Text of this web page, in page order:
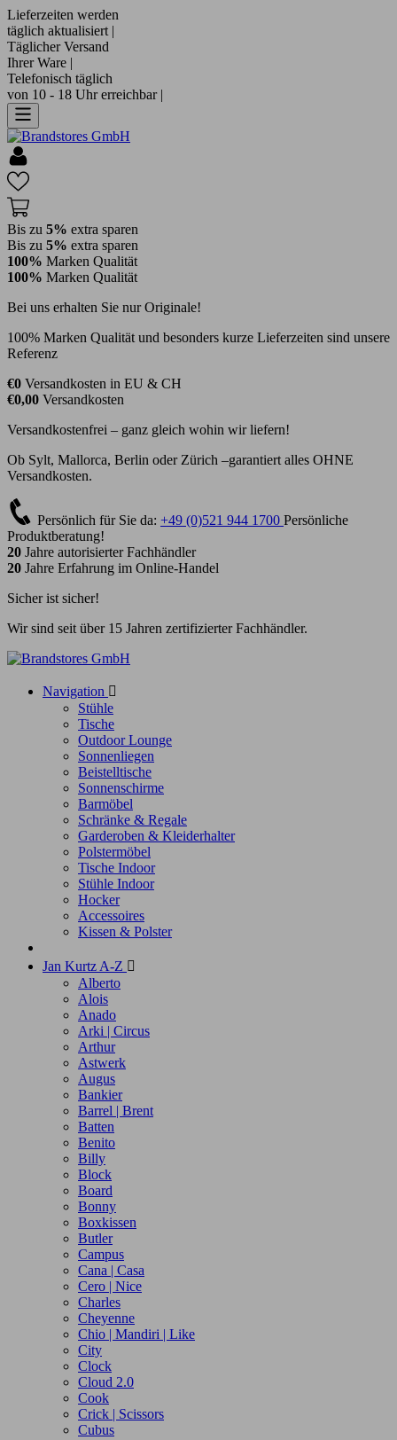
Lieferzeiten werden
täglich aktualisiert |
Täglicher Versand
Ihrer Ware |
Telefonisch täglich
von 10 - 18 Uhr erreichbar |
Bis zu 5% extra sparen
Bis zu 5% extra sparen
100% Marken Qualität
100% Marken Qualität
Bei uns erhalten Sie nur Originale!
100% Marken Qualität und besonders kurze Lieferzeiten sind unsere
Referenz
€0 Versandkosten in EU & CH
€0,00 Versandkosten
Versandkostenfrei – ganz gleich wohin wir liefern!
Ob Sylt, Mallorca, Berlin oder Zürich –garantiert alles OHNE
Versandkosten.
Persönlich für Sie da: +49 (0)521 944 1700 Persönliche
Produktberatung!
20 Jahre autorisierter Fachhändler
20 Jahre Erfahrung im Online-Handel
Sicher ist sicher!
Wir sind seit über 15 Jahren zertifizierter Fachhändler.
Navigation 
Stühle
Tische
Outdoor Lounge
Sonnenliegen
Beistelltische
Sonnenschirme
Barmöbel
Schränke & Regale
Garderoben & Kleiderhalter
Polstermöbel
Tische Indoor
Stühle Indoor
Hocker
Accessoires
Kissen & Polster
Jan Kurtz A-Z 
Alberto
Alois
Anado
Arki | Circus
Arthur
Astwerk
Augus
Bankier
Barrel | Brent
Batten
Benito
Billy
Block
Board
Bonny
Boxkissen
Butler
Campus
Cana | Casa
Cero | Nice
Charles
Cheyenne
Chio | Mandiri | Like
City
Clock
Cloud 2.0
Cook
Crick | Scissors
Cubus